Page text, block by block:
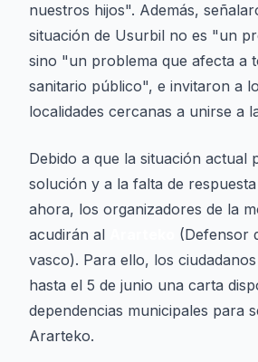
nuestros hijos". Además,
situación de Usurbil no es "un
sino "un problema que afecta a
sanitario público", e invitaron a
localidades cercanas a unirse a
Debido a que la situación actual
solución y a la falta de
ahora, los organizadores de la
acudirán al
(Defensor
vasco). Para ello, los
hasta el 5 de junio una carta
dependencias municipales para
Ararteko.